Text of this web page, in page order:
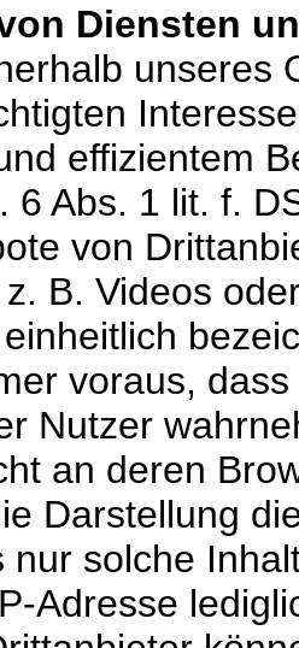
Diensten
unseres
effizientem
6 Abs. 1 lit. f.
von
B. Videos
voraus,
Nutzer
an deren
Darstellung
nur solche
Adresse